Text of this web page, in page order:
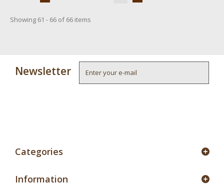
Showing 61 - 66 of 66 items
Newsletter
Categories
Information